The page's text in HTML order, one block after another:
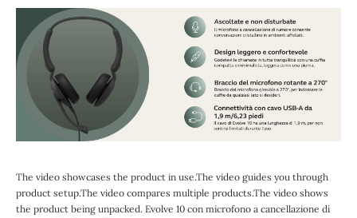
The video showcases the product in use.The video guides you through
product setup.The video compares multiple products.The video shows
the product being unpacked. Evolve 10 con microfono a cancellazione di